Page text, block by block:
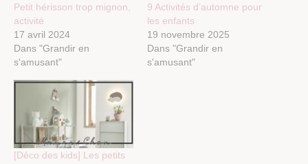
Petit hérisson trop mignon,
activité
17 avril 2024
Dans "Grandir en
s'amusant"
9 Activités d’automne pour
les enfants
19 novembre 2025
Dans "Grandir en
s'amusant"
[Déco des kids] Les petits